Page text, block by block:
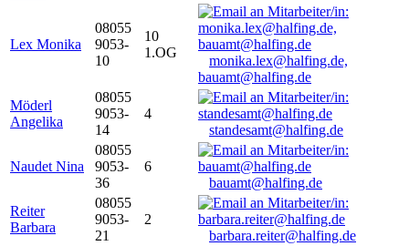
Lex Monika
08055
9053-
10
10
1.OG
monika.lex@halfing.de,
bauamt@halfing.de
Möderl
Angelika
08055
9053-
14
4
standesamt@halfing.de
Naudet Nina
08055
9053-
36
6
bauamt@halfing.de
Reiter
Barbara
08055
9053-
21
2
barbara.reiter@halfing.de